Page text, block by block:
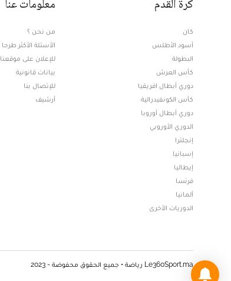
كرة القدم
كان
أسود الأطلس
البطولة
كأس العرش
دوري أبطال افريقيا
كأس الكونفيدرالية
دوري أبطال أوروبا
الدوري الأوروبي
إنجلترا
إسبانيا
إيطاليا
فرنسا
ألمانيا
الدوريات الأخرى
معلومات عنا
من نحن ؟
الأسئلة الأكثر طرحا
للإعلان على موقعنا
بيانات قانونية
للإتصال بنا
أرشيف
Le360Sport.ma رياضة • جميع الحقوق محفوضة - 2023